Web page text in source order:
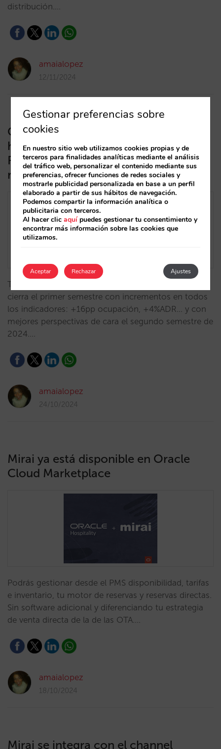
distribución.…
amaialopez
12/11/2024
Caso de éxito Mirai Consulting: el
hotel Daniya Denia incrementa su
REVPAR un 47% tras la consultoría
realizada por Mirai
Tras el plan de acción de Mirai Consulting, el hotel
cierra el primer semestre con incrementos en todos
los indicadores: +16pp ocupación, +4%ADR... y con
mejores perspectivas de cara el segundo semestre de
2024.…
amaialopez
24/10/2024
Mirai ya está disponible en Oracle
Cloud Marketplace
Podrás gestionar desde el PMS disponibilidad, tarifas
e inventario, tu motor de reservas y reservas directas.
Sin software adicional y diferenciando tu estrategia
de venta directa de la de las OTA.…
amaialopez
18/10/2024
Mirai se integra con el channel
Gestionar preferencias sobre
cookies
En nuestro sitio web utilizamos cookies propias y de
terceros para finalidades analíticas mediante el análisis
del tráfico web, personalizar el contenido mediante sus
preferencias, ofrecer funciones de redes sociales y
mostrarle publicidad personalizada en base a un perfil
elaborado a partir de sus hábitos de navegación.
Podemos compartir la información analítica o
publicitaria con terceros.
Al hacer clicaquípuedes gestionar tu consentimiento y
encontrar más información sobre las cookies que
utilizamos.
Aceptar Ajustes
Rechazar